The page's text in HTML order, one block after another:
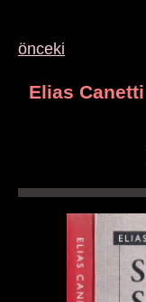
önceki
Elias Canetti